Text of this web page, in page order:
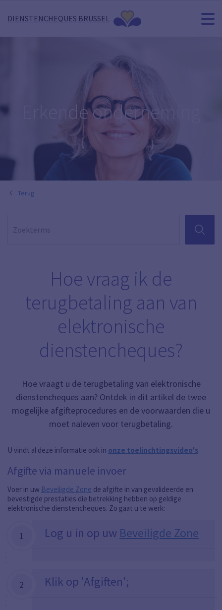
DIENSTENCHEQUES BRUSSEL
Erkende onderneming
Terug
ZOEKEN
Hoe vraag ik de
terugbetaling aan van
elektronische
dienstencheques?
Hoe vraagt u de terugbetaling van elektronische
dienstencheques aan? Ontdek in dit artikel de twee
mogelijke afgifteprocedures en de voorwaarden die u
moet naleven voor terugbetaling.
U vindt al deze informatie ook in onze toelinchtingsvideo's.
Afgifte via manuele invoer
Voer in uw Beveiligde Zone de afgifte in van gevalideerde en
bevestigde prestaties die betrekking hebben op geldige
elektronische dienstencheques. Zo gaat u te werk:
1 Log u in op uw Beveiligde Zone
2 Klik op 'Afgiften';